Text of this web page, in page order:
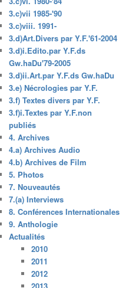
3.c)vii 1985-'90
3.c)viii. 1991-
3.d)Art.Divers par Y.F.'61-2004
3.d)i.Edito.par Y.F.ds
Gw.haDu'79-2005
3.d)ii.Art.par Y.F.ds Gw.haDu
3.e) Nécrologies par Y.F.
3.f) Textes divers par Y.F.
3.f)i.Textes par Y.F.non
publiés
4. Archives
4.a) Archives Audio
4.b) Archives de Film
5. Photos
7. Nouveautés
7.(a) Interviews
8. Conférences Internationales
9. Anthologie
Actualités
2010
2011
2012